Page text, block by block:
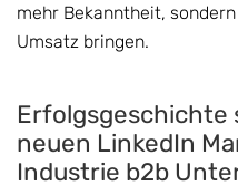
mehr Bekanntheit,
Umsatz bringen.
Erfolgsgeschichte
neuen LinkedIn
Industrie b2b